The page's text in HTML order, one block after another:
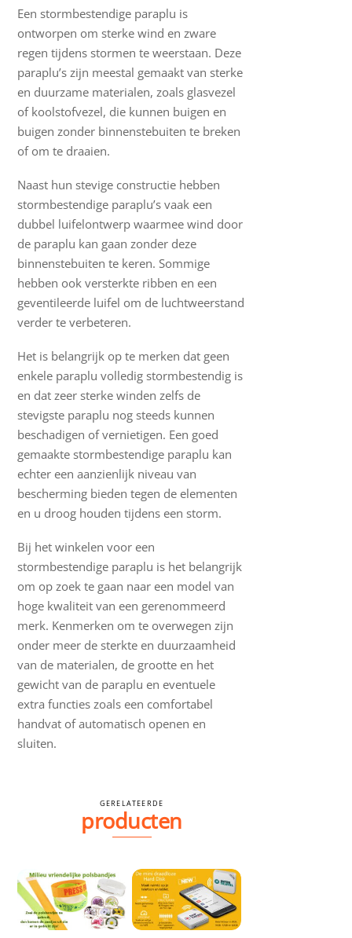
Een stormbestendige paraplu is
ontworpen om sterke wind en zware
regen tijdens stormen te weerstaan. Deze
paraplu’s zijn meestal gemaakt van sterke
en duurzame materialen, zoals glasvezel
of koolstofvezel, die kunnen buigen en
buigen zonder binnenstebuiten te breken
of om te draaien.
Naast hun stevige constructie hebben
stormbestendige paraplu’s vaak een
dubbel luifelontwerp waarmee wind door
de paraplu kan gaan zonder deze
binnenstebuiten te keren. Sommige
hebben ook versterkte ribben en een
geventileerde luifel om de luchtweerstand
verder te verbeteren.
Het is belangrijk op te merken dat geen
enkele paraplu volledig stormbestendig is
en dat zeer sterke winden zelfs de
stevigste paraplu nog steeds kunnen
beschadigen of vernietigen. Een goed
gemaakte stormbestendige paraplu kan
echter een aanzienlijk niveau van
bescherming bieden tegen de elementen
en u droog houden tijdens een storm.
Bij het winkelen voor een
stormbestendige paraplu is het belangrijk
om op zoek te gaan naar een model van
hoge kwaliteit van een gerenommeerd
merk. Kenmerken om te overwegen zijn
onder meer de sterkte en duurzaamheid
van de materialen, de grootte en het
gewicht van de paraplu en eventuele
extra functies zoals een comfortabel
handvat of automatisch openen en
sluiten.
GERELATEERDE
producten